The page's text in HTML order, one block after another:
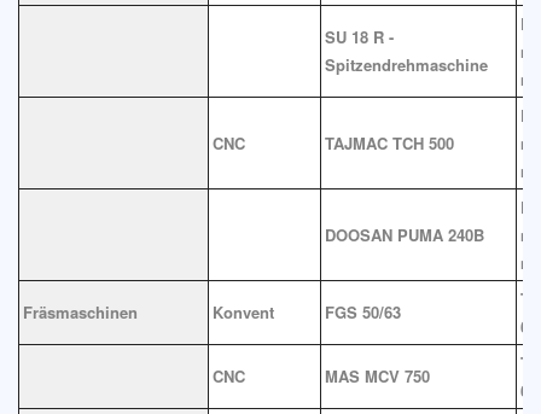
SU 18 R -
Spitzendrehmaschine
CNC TAJMAC TCH 500
DOOSAN PUMA 240B
Fräsmaschinen Konvent FGS 50/63
CNC MAS MCV 750